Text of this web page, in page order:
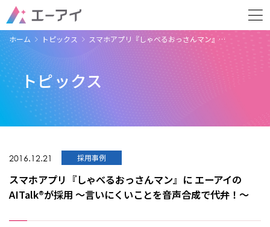
ホーム トピックス スマホアプリ『しゃべるおっさんマン』…
トピックス
2016.12.21 採用事例
スマホアプリ『しゃべるおっさんマン』に エーアイの
AITalk®が採用 ～言いにくいことを音声合成で代弁！～